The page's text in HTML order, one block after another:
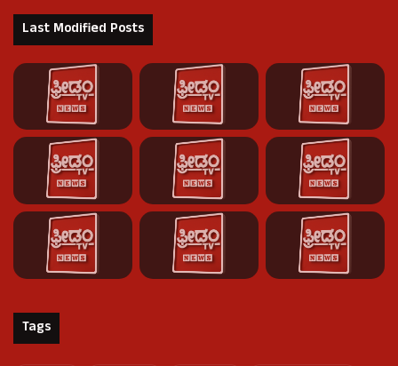
Last Modified Posts
Tags